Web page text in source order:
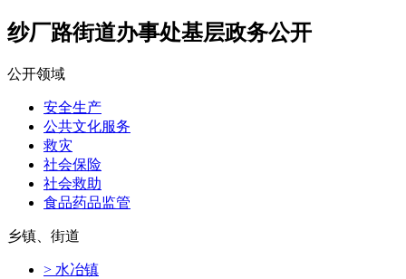
纱厂路街道办事处基层政务公开
公开领域
安全生产
公共文化服务
救灾
社会保险
社会救助
食品药品监管
乡镇、街道
> 水冶镇